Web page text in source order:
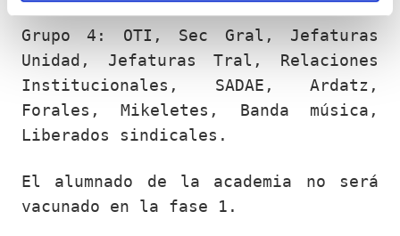
Grupo 4: OTI, Sec Gral, Jefaturas
Unidad, Jefaturas Tral, Relaciones
Institucionales, SADAE, Ardatz,
Forales, Mikeletes, Banda música,
Liberados sindicales.
El alumnado de la academia no será
vacunado en la fase 1.